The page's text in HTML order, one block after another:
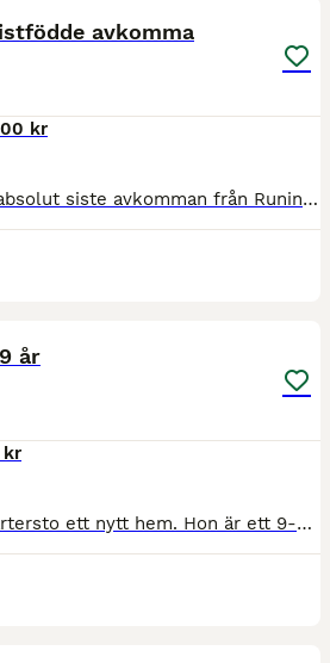
avkomma
kr
Den här killen är den absolut siste avkomman från Runing Playboy, då jag fick ta bort min vackre hingst i höstas. Han har stämplat sina avkommor med sin oerhörda snällhet, bra ben och hovar. Hans vilj
år
kr
Nu söker mitt fina quartersto ett nytt hem. Hon är ett 9-årigt quartersto, ca 158 cm i mankhöjd och kraftigt byggd. Hon går på lösdrift och trivs med ett liv där hon får röra sig fritt tillsammans med